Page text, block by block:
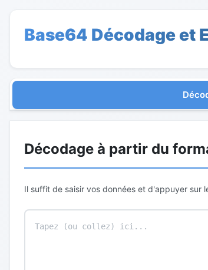
Base64 Décodage et
Décodage à partir du
Il suffit de saisir vos données et d'appuyer sur